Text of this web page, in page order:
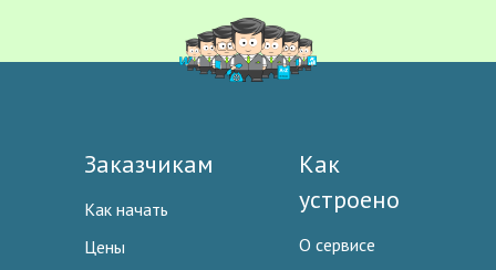
Заказчикам
Как начать
Цены
Как
устроено
О сервисе